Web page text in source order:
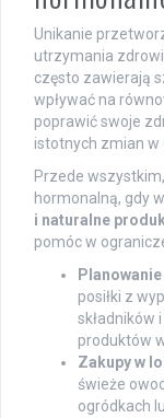
Unikanie
utrzymania
często zawierają
wpływać na
poprawić swoje
istotnych zmian w
Przede
hormonalną, gdy
i naturalne
pomóc w
posiłki z
składników
produktów
Zakupy w
świeże
ogródkach